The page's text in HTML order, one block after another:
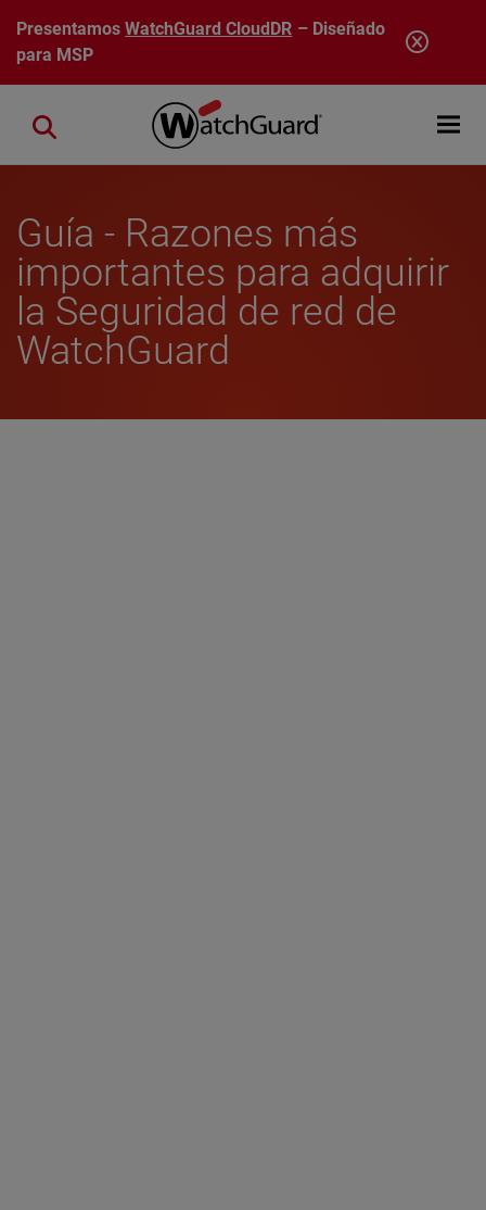
Pasar al contenido principal
PresentamosWatchGuard CloudDR – Diseñado
para MSP
Open
Close search
Guía - Razones más
importantes para adquirir
la Seguridad de red de
WatchGuard